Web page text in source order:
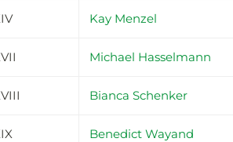
Kay Menzel
Michael Hasselmann
Bianca Schenker
Benedict Wayand